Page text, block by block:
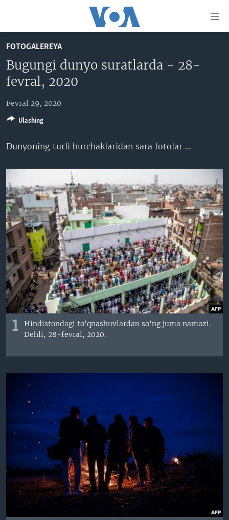
boring
Boshiga
Qidiruvga
o'ting
AMERIKA
MARKAZIY OSIYO
XALQARO
MULTIMEDIA
XALQARO HAYOT
VASHINGTON CHOYXONASI
MOBIL-SALOM!
VIDEO
XABARLAR SURATLARDA
YOUTUBE
INSTAGRAM
ODNOKLASSNIKI
TELEGRAM
TWITTER
SOUNDCLOUD
INGLIZ TILI DARSLARI
EDITORIAL
Learning English
VOA
FOTOGALEREYA
Bugungi dunyo suratlarda - 28-
fevral, 2020
Fevral 29, 2020
Dunyoning turli burchaklaridan sara fotolar ...​
1
Hindistondagi to'qnashuvlardan so'ng juma namozi.
Dehli, 28-fevral, 2020.
Ulashing